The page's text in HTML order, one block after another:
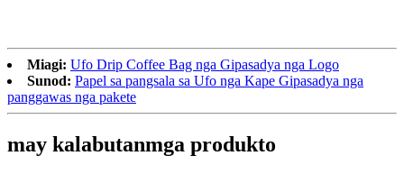
Miagi: Ufo Drip Coffee Bag nga Gipasadya nga Logo
Sunod: Papel sa pangsala sa Ufo nga Kape Gipasadya nga
panggawas nga pakete
may kalabutanmga produkto